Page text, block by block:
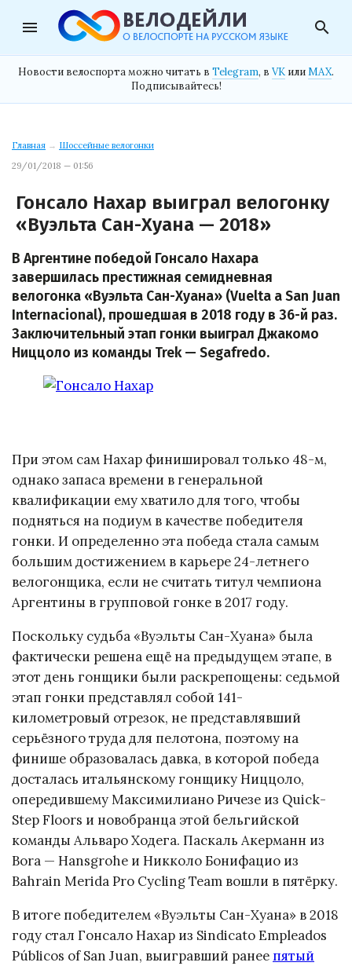
menu search
Новости велоспорта можно читать в Telegram, в VK илиMAX.
Подписывайтесь!
Главная → Шоссейные велогонки
29/01/2018 — 01:56
Гонсало Нахар выиграл велогонку
«Вуэльта Сан-Хуана — 2018»
В Аргентине победой Гонсало Нахара
завершилась престижная семидневная
велогонка «Вуэльта Сан-Хуана» (Vuelta a San Juan
Internacional), прошедшая в 2018 году в 36-й раз.
Заключительный этап гонки выиграл Джакомо
Ниццоло из команды Trek — Segafredo.
При этом сам Нахар финишировал только 48-м,
однако запаса времени в генеральной
квалификации ему хватило для того, чтобы
подняться на подиум в качестве победителя
гонки. И определенно эта победа стала самым
большим достижением в карьере 24-летнего
велогонщика, если не считать титул чемпиона
Аргентины в групповой гонке в 2017 году.
Поскольку судьба «Вуэльты Сан-Хуана» была
фактически решена ещё на предыдущем этапе, в
этот день гонщики были раскрепощены: седьмой
этап гонки представлял собой 141-
километровый отрезок, не представлявший
серьёзного труда для пелотона, поэтому на
финише образовалась давка, в которой победа
досталась итальянскому гонщику Ниццоло,
опередившему Максимилиано Ричезе из Quick-
Step Floors и новобранца этой бельгийской
команды Альваро Ходега. Паскаль Акерманн из
Bora — Hansgrohe и Никколо Бонифацио из
Bahrain Merida Pro Cycling Team вошли в пятёрку.
В итоге победителем «Вуэльты Сан-Хуана» в 2018
году стал Гонсало Нахар из Sindicato Empleados
Públicos of San Juan, выигравший ранее пятый